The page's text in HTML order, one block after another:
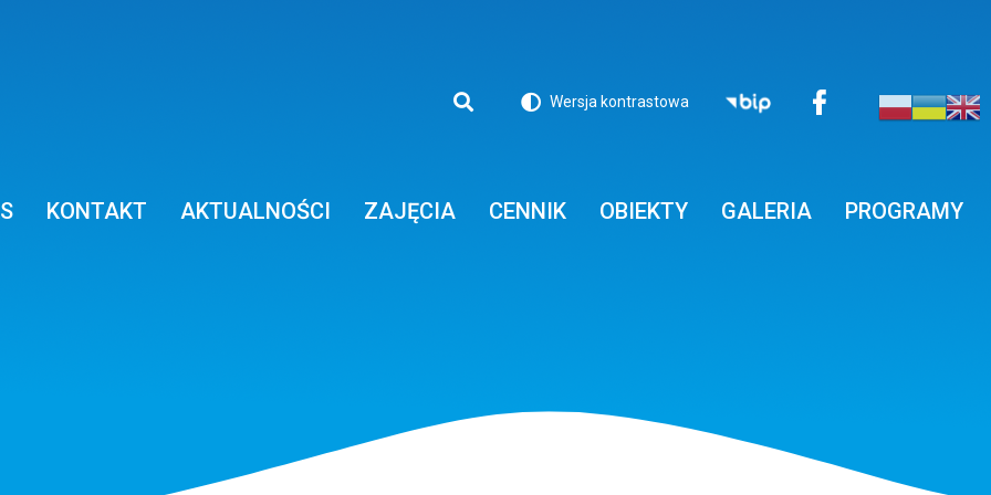
Wersja kontrastowa
Menu
KONTAKT AKTUALNOŚCI ZAJĘCIA CENNIK OBIEKTY GALERIA PROGRAMY